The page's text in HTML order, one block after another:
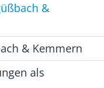
&
& Kemmern
als